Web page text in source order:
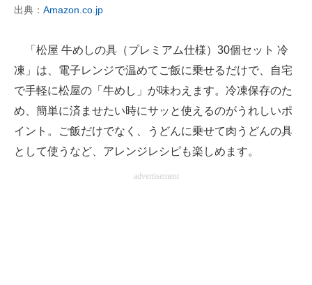
出典： Amazon.co.jp
「松屋 牛めしの具（プレミアム仕様）30個セット 冷
凍」は、電子レンジで温めてご飯に乗せるだけで、自宅
で手軽に松屋の「牛めし」が味わえます。冷凍保存のた
め、簡単に済ませたい時にサッと使えるのがうれしいポ
イント。ご飯だけでなく、うどんに乗せて肉うどんの具
として使うなど、アレンジレシピも楽しめます。
advertisement